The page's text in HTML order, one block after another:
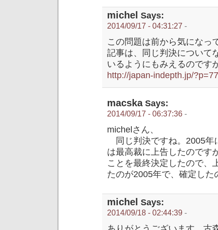
michel Says:
2014/09/17 - 04:31:27 -
この問題は前から気になっ
記事は、同じ判決につい
いるようにもみえるのです
http://japan-indepth.jp/
macskaSays:
2014/09/17 - 06:37:36 -
michelさん、
同じ判決ですね。2005年
は最高裁に上告したのです
ことを最終決定したので、
たのが2005年で、確定し
michel Says:
2014/09/18 - 02:44:39 -